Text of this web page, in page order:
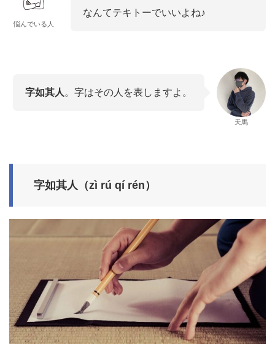
悩んでいる人
なんてテキトーでいいよね♪
字如其人 。字はその人を表しますよ。
天馬
字如其人（zì rú qí rén）